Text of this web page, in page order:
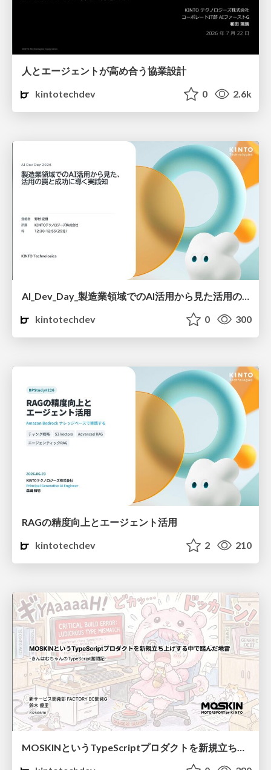
人とエージェントが高め合う協業設計
kintotechdev
0 2.6k
AI_Dev_Day_製造業領域でのAI活用から見た活用の罠と成功に導く実践知.pdf
kintotechdev
0 300
RAGの精度向上とエージェント活用
kintotechdev
2 210
MOSKINというTypeScriptプロダクトを新規立ち上げする中で踏んだ地雷